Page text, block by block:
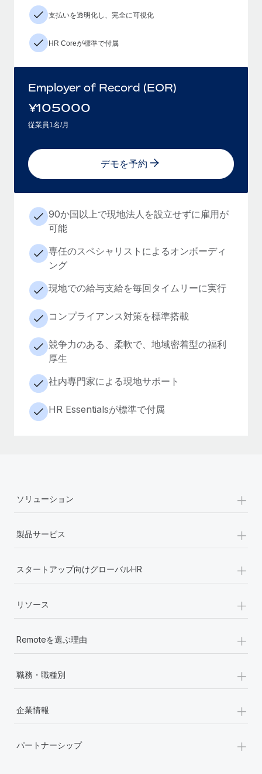
支払いを透明化し、完全に可視化
HR Coreが標準で付属
Employer of Record (EOR)
¥105000
従業員1名/月
デモを予約
90か国以上で現地法人を設立せずに雇用が
可能
専任のスペシャリストによるオンボーディ
ング
現地での給与支給を毎回タイムリーに実行
コンプライアンス対策を標準搭載
競争力のある、柔軟で、地域密着型の福利
厚生
社内専門家による現地サポート
HR Essentialsが標準で付属
ソリューション +
製品サービス +
スタートアップ向けグローバルHR +
リソース +
Remoteを選ぶ理由 +
職務・職種別 +
企業情報 +
パートナーシップ +